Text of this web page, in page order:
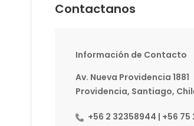
Contactanos
Información de Contacto
Av. Nueva Providencia 1881
Providencia, Santiago,
+56 2 32358944 | +56 75